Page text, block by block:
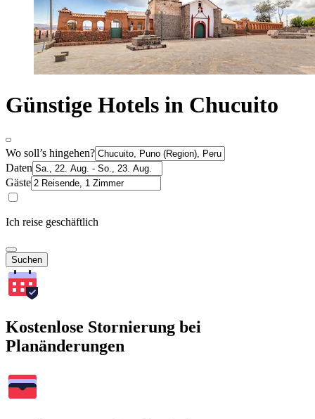
Günstige Hotels in Chucuito
Wo soll’s hingehen?
Daten
Gäste
Ich reise geschäftlich
Suchen
Kostenlose Stornierung bei
Planänderungen